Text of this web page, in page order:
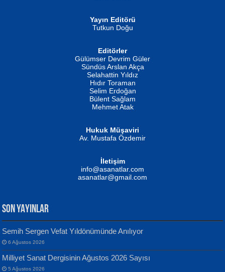
İSMAİL OKUTAN
Erkeklerin Kahrolması Ne Demektir
MUSTAFA KELOĞLU
Yarına İz Bırakmak...
Evvel Zaman Tanrıçası...
Yılmaz Ekinci
Geceye Söylenen...
Yayın Editörü
Tutkun Doğu
Editörler
Gülümser Devrim Güler
Sündüs Arslan Akça
Selahattin Yıldız
Hıdır Toraman
Selim Erdoğan
Bülent Sağlam
Mehmet Atak
Hukuk Müşaviri
Av. Mustafa Özdemir
İletişim
info@asanatlar.com
asanatlar@gmail.com
SON YAYINLAR
Semih Sergen Vefat Yıldönümünde Anılıyor
6 Ağustos 2026
Milliyet Sanat Dergisinin Ağustos 2026 Sayısı
5 Ağustos 2026